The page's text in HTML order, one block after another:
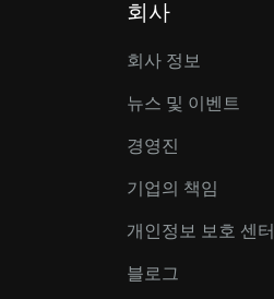
회사
회사 정보
뉴스 및 이벤트
경영진
기업의 책임
개인정보 보호 센터
블로그